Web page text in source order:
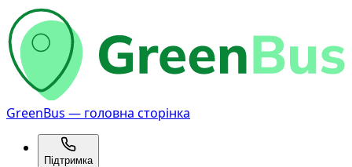
GreenBus — головна сторінка
Підтримка